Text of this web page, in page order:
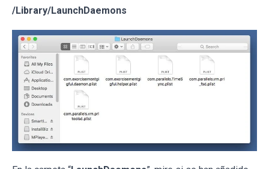
/Library/LaunchDaemons